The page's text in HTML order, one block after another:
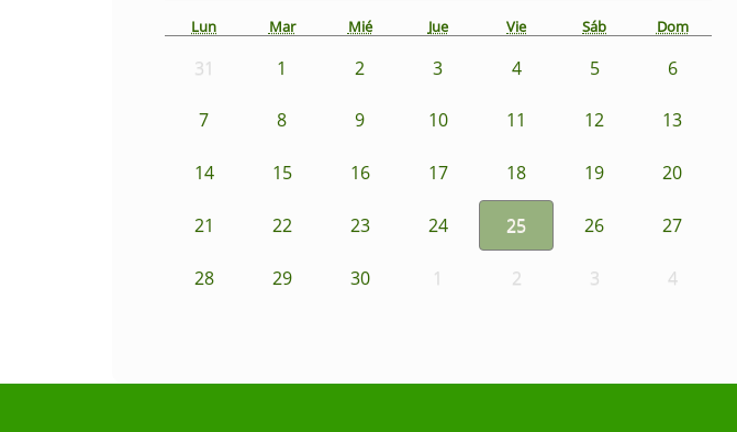
Lun Mar Mié Jue Vie Sáb Dom
31 1 2 3 4 5 6
7 8 9 10 11 12 13
14 15 16 17 18 19 20
21 22 23 24 25 26 27
28 29 30 1 2 3 4